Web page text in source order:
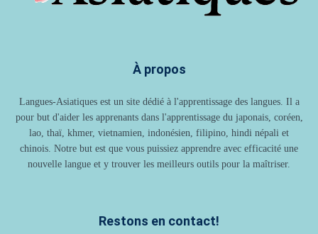
À propos
Langues-Asiatiques est un site dédié à l'apprentissage des langues. Il a
pour but d'aider les apprenants dans l'apprentissage du japonais, coréen,
lao, thaï, khmer, vietnamien, indonésien, filipino, hindi népali et
chinois. Notre but est que vous puissiez apprendre avec efficacité une
nouvelle langue et y trouver les meilleurs outils pour la maîtriser.
Restons en contact!